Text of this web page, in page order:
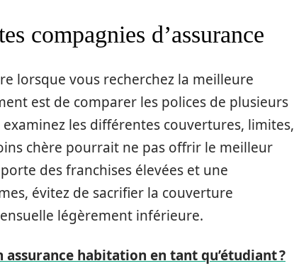
compagnies d’assurance
lorsque vous recherchez la meilleure
est de comparer les polices de plusieurs
examinez les différentes couvertures, limites,
chère pourrait ne pas offrir le meilleur
des franchises élevées et une
évitez de sacrifier la couverture
légèrement inférieure.
habitation en tant qu’étudiant ?